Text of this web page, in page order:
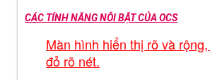
CÁC TÍNH NĂNG NÔI BẬT CỦA OCS
Màn hình hiển thị rõ và
đỏ rõ nét.